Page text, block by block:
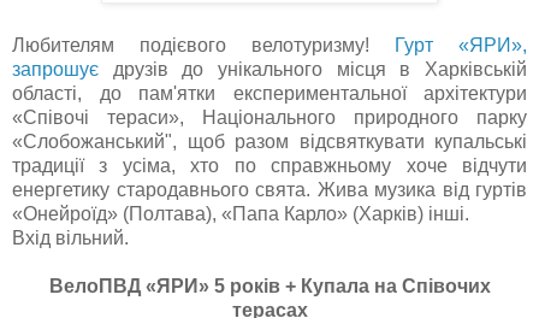
Любителям подієвого велотуризму!
Гурт «ЯРИ»,
запрошує друзів до унікального місця в Харківській
області, до пам'ятки експериментальної архітектури
«Співочі тераси», Національного природного парку
«Слобожанський", щоб разом відсвяткувати купальські
традиції з усіма, хто по справжньому хоче відчути
енергетику стародавнього свята. Жива музика від гуртів
«Онейроїд» (Полтава), «Папа Карло» (Харків) інші.
Вхід вільний.
ВелоПВД «ЯРИ» 5 років + Купала на Співочих
терасах